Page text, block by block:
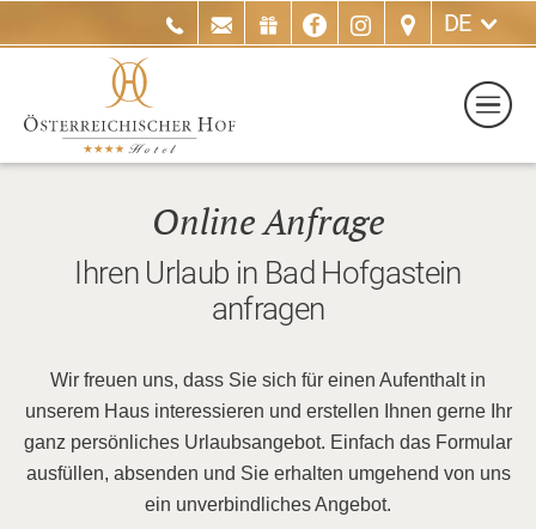
DE
Online Anfrage
Ihren Urlaub in Bad Hofgastein
anfragen
Wir freuen uns, dass Sie sich für einen Aufenthalt in
unserem Haus interessieren und erstellen Ihnen gerne Ihr
ganz persönliches Urlaubsangebot. Einfach das Formular
ausfüllen, absenden und Sie erhalten umgehend von uns
ein unverbindliches Angebot.